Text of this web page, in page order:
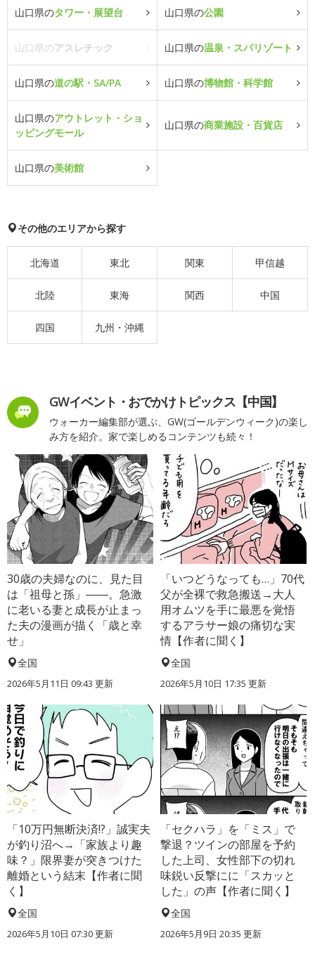
山口県のタワー・展望台 山口県の公園
山口県のアスレチック 山口県の温泉・スパリゾート
山口県の道の駅・SA/PA 山口県の博物館・科学館
山口県のアウトレット・ショ
ッピングモール
山口県の商業施設・百貨店
山口県の美術館
その他のエリアから探す
北海道 東北 関東 甲信越
北陸 東海 関西 中国
四国 九州・沖縄
GWイベント・おでかけトピックス【中国】
ウォーカー編集部が選ぶ、GW(ゴールデンウィーク)の楽し
み方を紹介。家で楽しめるコンテンツも続々！
30歳の夫婦なのに、見た目
は「祖母と孫」――。急激
に老いる妻と成長が止まっ
た夫の漫画が描く「歳と幸
せ」
全国
2026年5月11日 09:43 更新
「いつどうなっても…」70代
父が全裸で救急搬送→大人
用オムツを手に最悪を覚悟
するアラサー娘の痛切な実
情【作者に聞く】
全国
2026年5月10日 17:35 更新
「10万円無断決済!?」誠実夫
が釣り沼へ→「家族より趣
味？」限界妻が突きつけた
離婚という結末【作者に聞
く】
全国
2026年5月10日 07:30 更新
「セクハラ」を「ミス」で
撃退？ツインの部屋を予約
した上司、女性部下の切れ
味鋭い反撃にに「スカッと
した」の声【作者に聞く】
全国
2026年5月9日 20:35 更新